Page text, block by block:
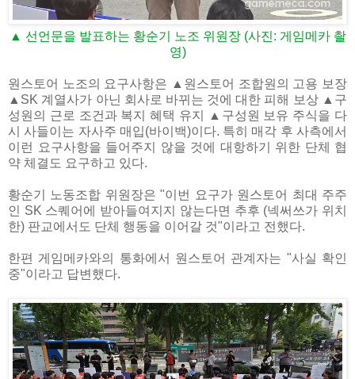
▲ 선언문을 발표하는 황순기 노조 위원장 (사진: 게임메카 촬
영)
원스토어 노조의 요구사항은 ▲원스토어 조합원의 고용 보장
▲SK 계열사가 아닌 회사로 바뀌는 것에 대한 피해 보상 ▲구
성원의 근로 조건과 복지 혜택 유지 ▲구성원 보유 주식을 다
시 사들이는 자사주 매입(바이백)이다. 특히 매각 후 사측에서
이런 요구사항을 들어주지 않을 것에 대항하기 위한 단체 협
약 체결도 요구하고 있다.
황순기 노동조합 위원장은 "이번 요구가 원스토어 최대 주주
인 SK 스퀘어에 받아들여지지 않는다면 추후 (넥써쓰가 위치
한) 판교에서도 단체 행동을 이어갈 것"이라고 전했다.
한편 게임메카와의 통화에서 원스토어 관계자는 "사실 확인
중"이라고 답변했다.